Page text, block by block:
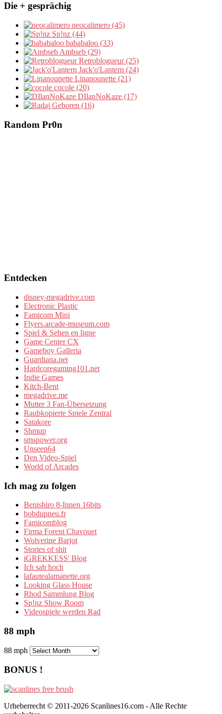
Die + gesprächig
neocalimero (45)
Sp!nz (44)
bababaloo (33)
Ambseb (29)
Retroblogueur (25)
Jack'o'Lantern (24)
Linanounette (21)
cocole (20)
DIlanNoKaze (17)
Geboren (16)
Random Pr0n
Entdecken
disney-megadrive.com
Electronic Plastic
Famicom Mini
Flyers.arcade-museum.com
Spiel & Sehen en ligne
Game Center CX
Gameboy Galleria
Guardiana.net
Hardcoregaming101.net
Indie Games
Kitch-Bent
megadrive.me
Mutter 3 Fan-Übersetzung
Raubkopierte Spiele Zentral
Satakore
Shmup
smspower.org
Unseen64
Den Video-Spiel
World of Arcades
Ich mag zu folgen
Benishiro 8-Innen 16bits
bobdupneu.fr
Famicomblog
Firma Forent Chavouet
Wolverine Barjot
Stories of shit
iGREKKESS' Blog
Ich sah hoch
lafautealamanette.org
Looking Glass House
Rhod Sammlung Blog
Sp!nz Show Room
Videospiele werden Rad
88 mph
88 mph
BONUS !
Urheberrecht © 2011-2026 Scanlines16.com - Alle Rechte